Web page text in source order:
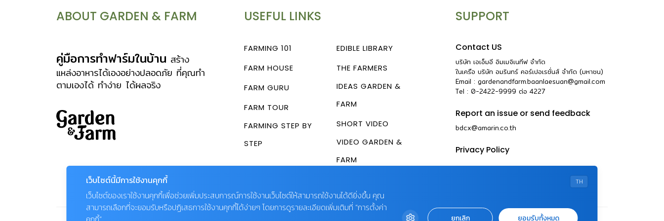
แบบยกพื้น มีใต้ถุนสูง เพื่อป้องกันน้ำท่วม
บ้าง ส่วนไม้ประดับก็มักจะเป็นไม้ดัด หรือ
ไม้กระถางที่วางไว้บนชานบ้าน เมื่อเวลา
ผ่านไป สวนจึงพัฒนาขึ้นพร้อมๆ กับรูป
เติมและใช้งานพื้นที่ใต้ถุนบ้านเป็นห้องต่างๆ
สวนไม้ดัดไม้กระถางบนเรือนชานจึงเริ่มลด
บทบาทลง ความนิยมในการจัดสวนเพื่อ
จึงมักนำของใช้ในอดีต เช่น โอ่งมังกร
โอ่งดินเผา ล้อเกวียน ครกหิน ฯลฯ มา
ประดับประดาในสวน ใช้พรรณไม้ต้นสูง
ABOUT GARDEN & FARM
คู่มือการทำฟาร์มในบ้าน สร้าง
แหล่งอาหารได้เองอย่างปลอดภัย ที่คุณทำ
ตามเองได้ ทำง่าย ได้ผลจริง
USEFUL LINKS
FARMING 101
FARM HOUSE
FARM GURU
FARM TOUR
FARMING STEP BY
STEP
EDIBLE LIBRARY
THE FARMERS
IDEAS GARDEN &
FARM
SHORT VIDEO
VIDEO GARDEN &
FARM
SUPPORT
Contact US
บริษัท เอเอ็มอี อิมเมจิเนทีฟ จำกัด
ในเครือ บริษัท อมรินทร์ คอร์เปอเรชั่นส์ จำกัด (มหาชน)
Email : gardenandfarm.baanlaesuan@gmail.com
Tel : 0-2422-9999 ต่อ 4227
Report an issue or send feedback
bdcx@amarin.co.th
Privacy Policy
TH
เว็บไซต์นี้มีการใช้งานคุกกี้
เว็บไซต์ของเราใช้งานคุกกี้เพื่อช่วยเพิ่มประสบการณ์การใช้งานเว็บไซต์ให้สามารถใช้งานได้ดียิ่งขึ้น คุณ
สามารถเลือกที่จะยอมรับหรือปฏิเสธการใช้งานคุกกี้ได้ง่ายๆ โดยการดูรายละเอียดเพิ่มเติมที่ “การตั้งค่า
ยกเลิก ยอมรับทั้งหมด